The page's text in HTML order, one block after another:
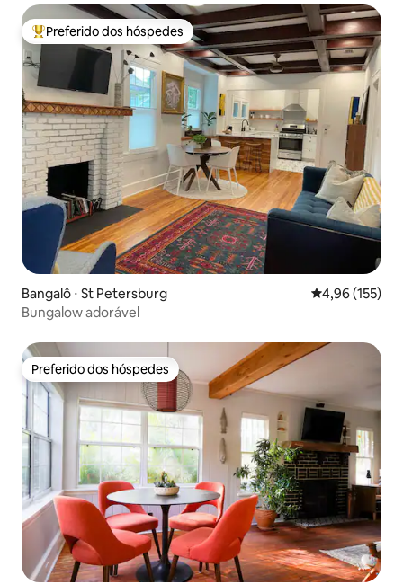
Entre os melhores preferidos dos hóspedes
Preferido dos hóspedes
Bangalô ⋅ St Petersburg 4,96 de uma
4,96 (155)
Bungalow adorável
Preferido dos hóspedes
Preferido dos hóspedes